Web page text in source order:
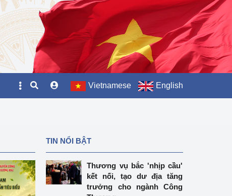
Vietnamese English
TIN NỔI BẬT
Thương vụ bắc 'nhịp cầu'
kết nối, tạo dư địa tăng
trưởng cho ngành Công